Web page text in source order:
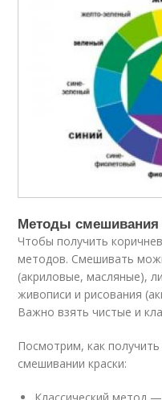
Методы смешивания
Чтобы получить
методов. Смешивать
(акриловые, масляные),
живописи и рисования
Важно взять чистые и
Посмотрим, как
смешивании краски:
Классический метод